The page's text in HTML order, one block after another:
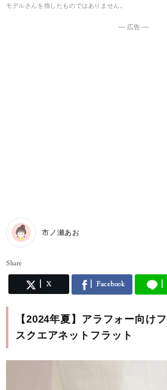
モデルさんを指したものではありません。
― 広告 ―
市ノ瀬あお
Share
X Facebook
【2024年夏】アラフォー向け
スクエアネットフラット